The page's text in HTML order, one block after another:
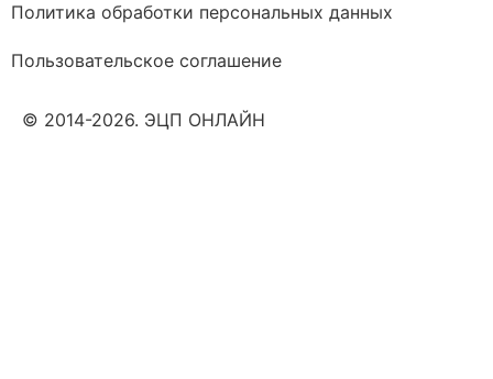
Политика обработки персональных данных
Пользовательское соглашение
© 2014-2026. ЭЦП ОНЛАЙН